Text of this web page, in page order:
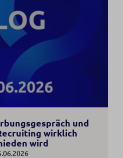
und
wirklich
wird